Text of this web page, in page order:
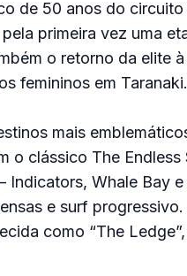
de 50 anos do
primeira vez uma
o retorno da elite
femininos em Taranaki.
mais
o clássico The Endless
Indicators, Whale Bay
e surf
como “The